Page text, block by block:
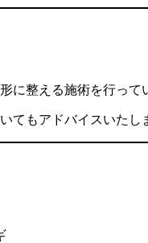
に整える施術を行って
てもアドバイスいたし